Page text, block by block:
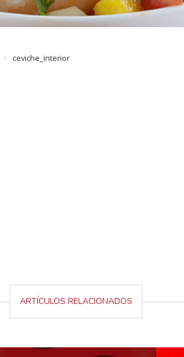
ceviche_interior
ARTÍCULOS RELACIONADOS